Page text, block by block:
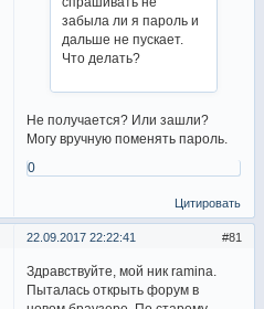
забыла ли я пароль и
дальше не пускает.
Что делать?
Не получается? Или зашли?
Могу вручную поменять пароль.
0
Цитировать
81
22.09.2017 22:22:41
Здравствуйте, мой ник ramina.
Пыталась открыть форум в